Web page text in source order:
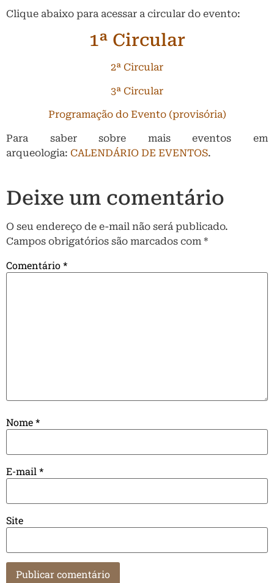
Clique abaixo para acessar a circular do evento:
1ª Circular
2ª Circular
3ª Circular
Programação do Evento (provisória)
Para saber sobre mais eventos em
arqueologia: CALENDÁRIO DE EVENTOS.
Deixe um comentário
O seu endereço de e-mail não será publicado.
Campos obrigatórios são marcados com *
Comentário*
Nome*
E-mail *
Site